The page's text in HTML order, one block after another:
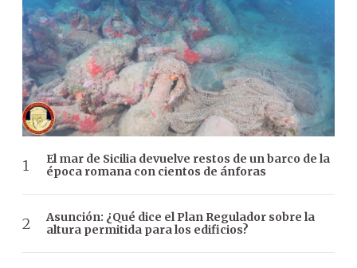
El mar de Sicilia devuelve restos de un barco de la
época romana con cientos de ánforas
Asunción: ¿Qué dice el Plan Regulador sobre la
altura permitida para los edificios?